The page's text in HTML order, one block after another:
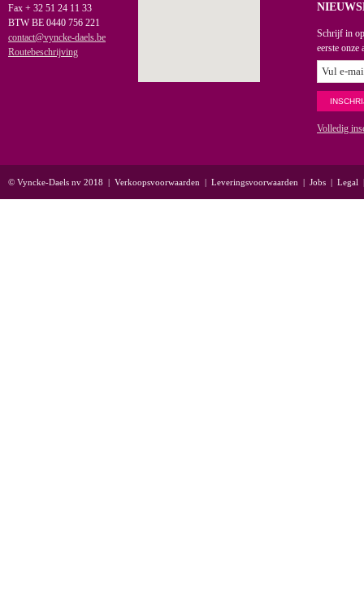
Fax + 32 51 24 11 33
BTW BE 0440 756 221
contact@vyncke-daels.be
Routebeschrijving
Schrijf in
eerste onze
Volledig
© Vyncke-Daels nv 2018 | Verkoopsvoorwaarden | Leveringsvoorwaarden | Jobs | Legal